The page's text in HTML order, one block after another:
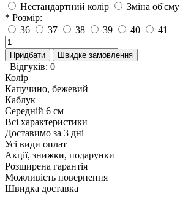
Нестандартний колір
Зміна об'єму
* Розмір:
36
37 38 39 40 41
Придбати Швидке замовлення
Відгуків: 0
Колір
Капучино, бежевий
Каблук
Середній 6 см
Всі характеристики
Доставимо за 3 дні
Усі види оплат
Акції, знижки, подарунки
Розширена гарантія
Можливість повернення
Швидка доставка